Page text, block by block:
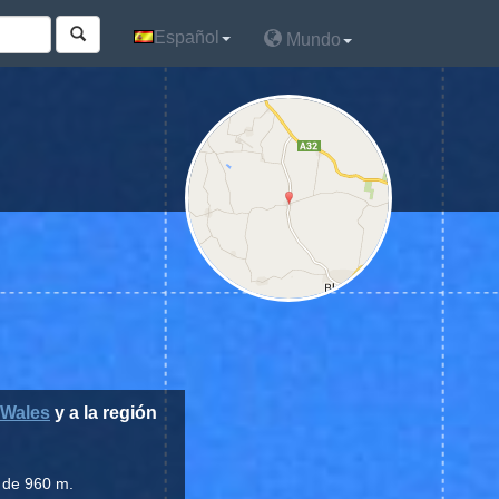
Español Mundo
y a la región
960 m.
Español Mundo